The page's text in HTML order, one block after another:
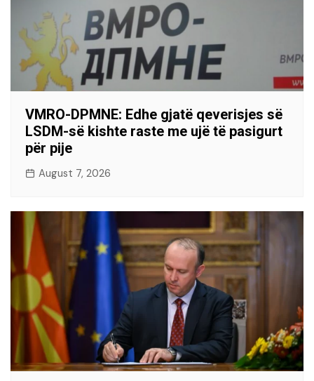
VMRO-DPMNE: Edhe gjatë qeverisjes së
LSDM-së kishte raste me ujë të pasigurt
për pije
August 7, 2026